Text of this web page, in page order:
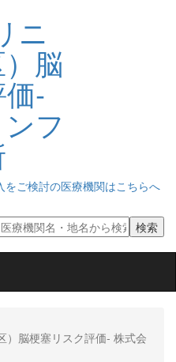
をご検討の医療機関はこちらへ
脳梗塞リスク評価‐ 株式会